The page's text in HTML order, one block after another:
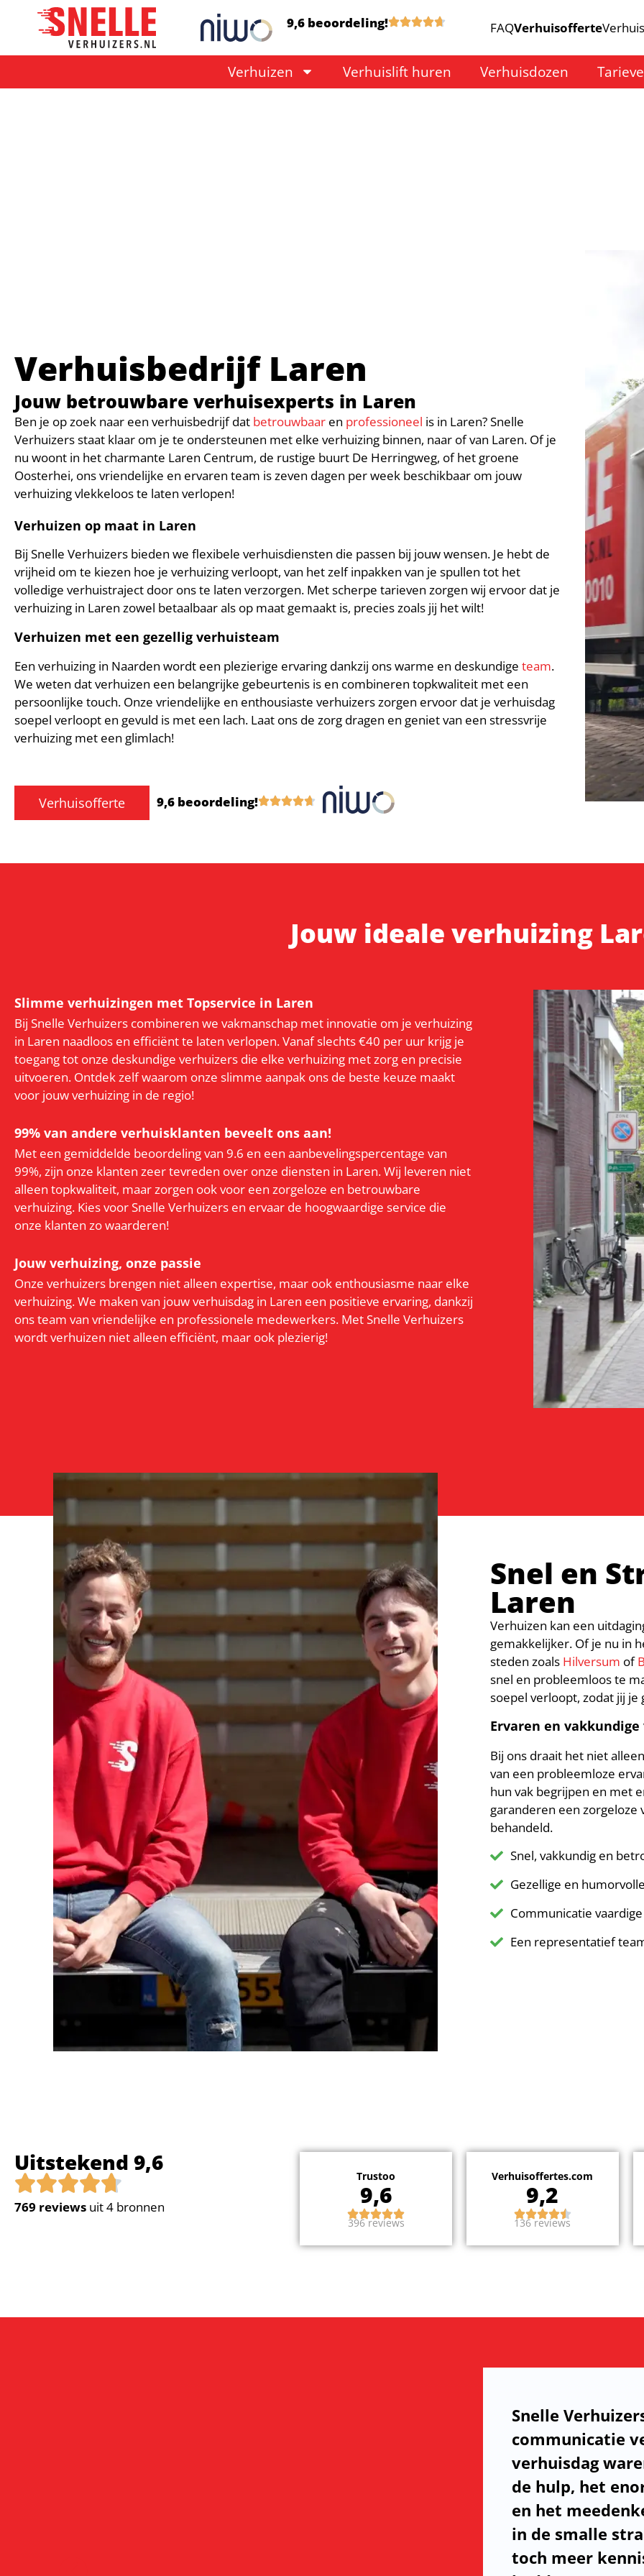
9,6 beoordeling! FAQVerhuisofferte
Verhuizen Verhuislift huren Verhuisdozen
Verhuisbedrijf Laren
Jouw betrouwbare verhuisexperts in Laren
Ben je op zoek naar een verhuisbedrijf dat betrouwbaar en professioneel is in Laren? Snelle
Verhuizers staat klaar om je te ondersteunen met elke verhuizing binnen, naar of van Laren. Of je
nu woont in het charmante Laren Centrum, de rustige buurt De Herringweg, of het groene
Oosterhei, ons vriendelijke en ervaren team is zeven dagen per week beschikbaar om jouw
verhuizing vlekkeloos te laten verlopen!
Verhuizen op maat in Laren
Bij Snelle Verhuizers bieden we flexibele verhuisdiensten die passen bij jouw wensen. Je hebt de
vrijheid om te kiezen hoe je verhuizing verloopt, van het zelf inpakken van je spullen tot het
volledige verhuistraject door ons te laten verzorgen. Met scherpe tarieven zorgen wij ervoor dat je
verhuizing in Laren zowel betaalbaar als op maat gemaakt is, precies zoals jij het wilt!
Verhuizen met een gezellig verhuisteam
Een verhuizing in Naarden wordt een plezierige ervaring dankzij ons warme en deskundige team.
We weten dat verhuizen een belangrijke gebeurtenis is en combineren topkwaliteit met een
persoonlijke touch. Onze vriendelijke en enthousiaste verhuizers zorgen ervoor dat je verhuisdag
soepel verloopt en gevuld is met een lach. Laat ons de zorg dragen en geniet van een stressvrije
verhuizing met een glimlach!
Verhuisofferte 9,6 beoordeling!
Jouw ideale verhuizing
Slimme verhuizingen met Topservice in Laren
Bij Snelle Verhuizers combineren we vakmanschap met innovatie om je verhuizing
in Laren naadloos en efficiënt te laten verlopen. Vanaf slechts €40 per uur krijg je
toegang tot onze deskundige verhuizers die elke verhuizing met zorg en precisie
uitvoeren. Ontdek zelf waarom onze slimme aanpak ons de beste keuze maakt
voor jouw verhuizing in de regio!
99% van andere verhuisklanten beveelt ons aan!
Met een gemiddelde beoordeling van 9.6 en een aanbevelingspercentage van
99%, zijn onze klanten zeer tevreden over onze diensten in Laren. Wij leveren niet
alleen topkwaliteit, maar zorgen ook voor een zorgeloze en betrouwbare
verhuizing. Kies voor Snelle Verhuizers en ervaar de hoogwaardige service die
onze klanten zo waarderen!
Jouw verhuizing, onze passie
Onze verhuizers brengen niet alleen expertise, maar ook enthousiasme naar elke
verhuizing. We maken van jouw verhuisdag in Laren een positieve ervaring, dankzij
ons team van vriendelijke en professionele medewerkers. Met Snelle Verhuizers
wordt verhuizen niet alleen efficiënt, maar ook plezierig!
Snel en
Laren
Verhuizen kan een
gemakkelijker. Of je nu in
steden zoals Hilversum of
snel en probleemloos te
soepel verloopt, zodat jij
Ervaren en
Bij ons draait het niet
van een probleemloze
hun vak begrijpen en met
garanderen een zorgeloze
behandeld.
Snel, vakkundig en
Gezellige en
Communicatie
Een representatief
Uitstekend 9,6
769 reviews uit 4 bronnen
Trustoo
9,6
396 reviews
Verhuisoffertes.com
9,2
136 reviews
Snelle
communicatie
verhuisdag
de hulp, het
en het
in de smalle
toch meer